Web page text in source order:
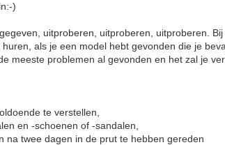
)
uitproberen, uitproberen, uitproberen.
als je een model hebt gevonden die je
meeste problemen al gevonden en het zal je
te verstellen,
en -schoenen of -sandalen,
na twee dagen in de prut te hebben gereden